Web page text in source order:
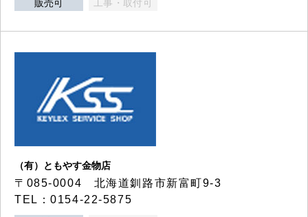
販売可 工事・取付可
（有）ともやす金物店
〒085-0004 北海道釧路市新富町9-3
TEL：0154-22-5875